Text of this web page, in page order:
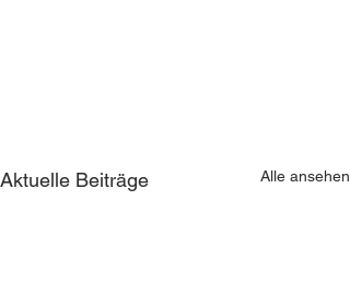
Aktuelle Beiträge Alle ansehen